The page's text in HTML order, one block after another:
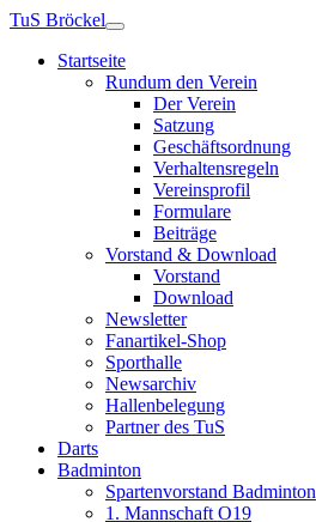
TuS Bröckel
Startseite
Rundum den Verein
Der Verein
Satzung
Geschäftsordnung
Verhaltensregeln
Vereinsprofil
Formulare
Beiträge
Vorstand & Download
Vorstand
Download
Newsletter
Fanartikel-Shop
Sporthalle
Newsarchiv
Hallenbelegung
Partner des TuS
Darts
Badminton
Spartenvorstand Badminton
1. Mannschaft O19